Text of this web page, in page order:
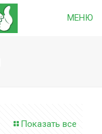
МЕНЮ
Показать все